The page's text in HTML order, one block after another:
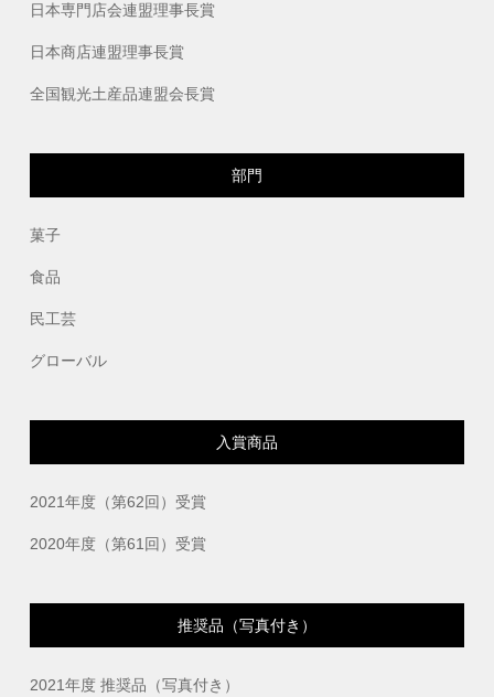
日本専門店会連盟理事長賞
日本商店連盟理事長賞
全国観光土産品連盟会長賞
部門
菓子
食品
民工芸
グローバル
入賞商品
2021年度（第62回）受賞
2020年度（第61回）受賞
推奨品（写真付き）
2021年度 推奨品（写真付き）